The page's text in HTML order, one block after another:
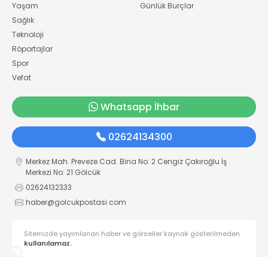
Yaşam
Sağlık
Teknoloji
Röportajlar
Spor
Vefat
Günlük Burçlar
Whatsapp İhbar
02624134300
Merkez Mah. Preveze Cad. Bina No: 2 Cengiz Çakıroğlu İş
Merkezi No: 21 Gölcük
02624132333
haber@golcukpostasi.com
Sitemizde yayımlanan haber ve görseller kaynak gösterilmeden
kullanılamaz.